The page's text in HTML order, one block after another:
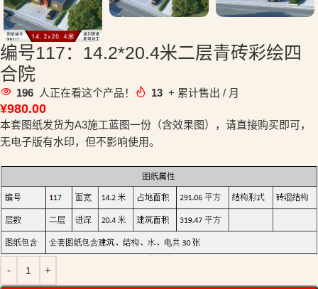
编号117：14.2*20.4米二层青砖彩绘四
合院
196 人正在看这个产品！ 13 + 累计售出 / 月
¥980.00
本套图纸发货为A3施工蓝图一份（含效果图），请直接购买即可，
无电子版有水印，但不影响使用。